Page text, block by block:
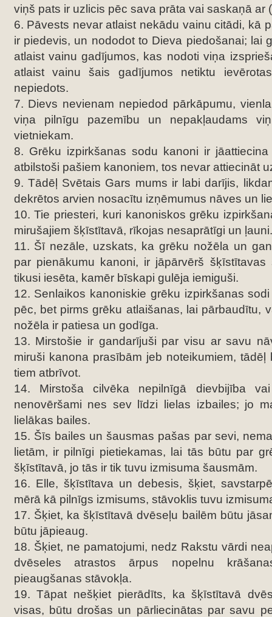
viņš pats ir uzlicis pēc sava prāta vai saskaņā ar
6. Pāvests nevar atlaist nekādu vainu citādi, kā
ir piedevis, un nododot to Dieva piedošanai; lai
atlaist vainu gadījumos, kas nodoti viņa
atlaist vainu šais gadījumos netiktu
nepiedots.
7. Dievs nevienam nepiedod pārkāpumu,
viņa pilnīgu pazemību un nepakļaudams
vietniekam.
8. Grēku izpirkšanas sodu kanoni ir
atbilstoši pašiem kanoniem, tos nevar attiecināt
9. Tādēļ Svētais Gars mums ir labi darījis,
dekrētos arvien nosacītu izņēmumus nāves un
10. Tie priesteri, kuri kanoniskos grēku
mirušajiem šķīstītavā, rīkojas nesaprātīgi un ļauni.
11. Šī nezāle, uzskats, ka grēku nožēla un
par pienākumu kanoni, ir jāpārvērš
tikusi iesēta, kamēr bīskapi gulēja iemiguši.
12. Senlaikos kanoniskie grēku izpirkšanas
pēc, bet pirms grēku atlaišanas, lai pārbaudītu,
nožēla ir patiesa un godīga.
13. Mirstošie ir gandarījuši par visu ar savu
miruši kanona prasībām jeb noteikumiem,
tiem atbrīvot.
14. Mirstoša cilvēka nepilnīgā dievbijība
nenovēršami nes sev līdzi lielas izbailes; jo
lielākas bailes.
15. Šīs bailes un šausmas pašas par sevi,
lietām, ir pilnīgi pietiekamas, lai tās būtu par
šķīstītavā, jo tās ir tik tuvu izmisuma šausmām.
16. Elle, šķīstītava un debesis, šķiet,
mērā kā pilnīgs izmisums, stāvoklis tuvu
17. Šķiet, ka šķīstītavā dvēseļu bailēm būtu
būtu jāpieaug.
18. Šķiet, ne pamatojumi, nedz Rakstu vārdi
dvēseles atrastos ārpus nopelnu
pieaugšanas stāvokļa.
19. Tāpat nešķiet pierādīts, ka šķīstītavā
visas, būtu drošas un pārliecinātas par savu